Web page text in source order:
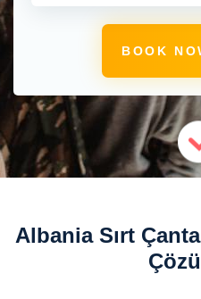
BOOK
Albania Sırt